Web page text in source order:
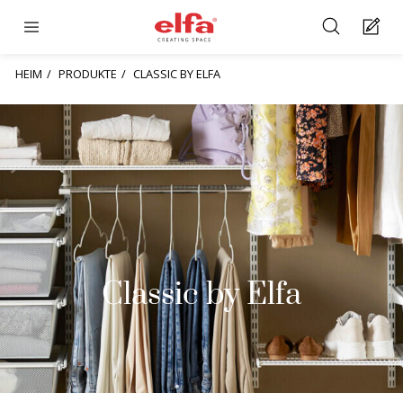
HEIM PRODUKTE CLASSIC BY ELFA
Classic by Elfa